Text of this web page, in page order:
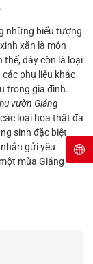
những biểu tượng
xắn là món
thế, đây còn là loại
phụ liệu khác
trong gia đình.
vườn Giáng
loại hoa thật đa
sinh đặc biệt
gửi yêu
mùa Giáng